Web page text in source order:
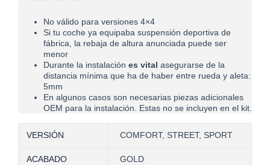
No válido para versiones 4×4
Si tu coche ya equipaba suspensión deportiva de
fábrica, la rebaja de altura anunciada puede ser
menor
Durante la instalación es vital asegurarse de la
distancia mínima que ha de haber entre rueda y aleta:
5mm
En algunos casos son necesarias piezas adicionales
OEM para la instalación. Estas no se incluyen en el kit.
VERSIÓN COMFORT, STREET, SPORT
ACABADO GOLD